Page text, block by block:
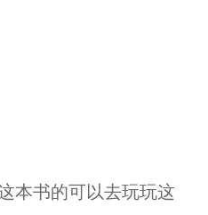
本书的可以去玩玩这